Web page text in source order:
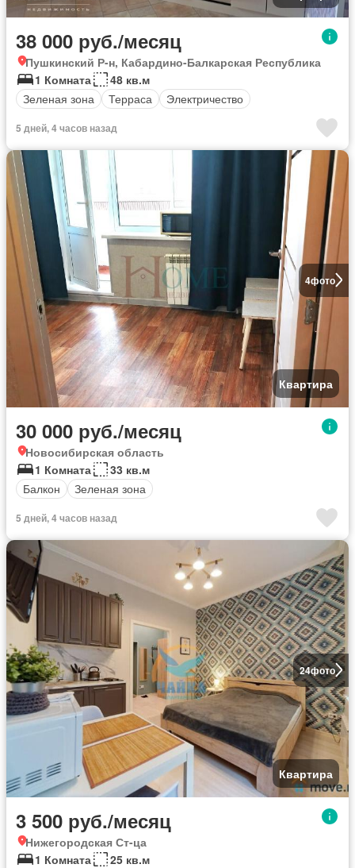
38 000 руб./месяц
Пушкинский Р-н, Кабардино-Балкарская Республика
1 Комната
48 кв.м
Зеленая зона
Терраса Электричество
5 дней, 4 часов назад
4фото
Квартира
30 000 руб./месяц
Новосибирская область
1 Комната
33 кв.м
Балкон
Зеленая зона
5 дней, 4 часов назад
24фото
Квартира
3 500 руб./месяц
Нижегородская Ст-ца
1 Комната
25 кв.м